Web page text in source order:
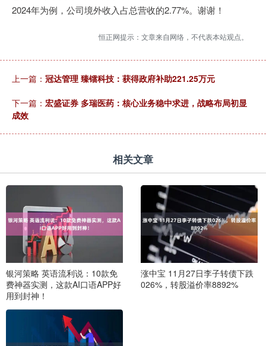
2024年为例，公司境外收入占总营收的2.77%。谢谢！
恒正网提示：文章来自网络，不代表本站观点。
上一篇： 冠达管理 臻镭科技：获得政府补助221.25万元
下一篇： 宏盛证券 多瑞医药：核心业务稳中求进，战略布局初显
成效
相关文章
银河策略 英语流利说：10款免
费神器实测，这款AI口语APP好
用到封神！
涨中宝 11月27日李子转债下跌
026%，转股溢价率8892%